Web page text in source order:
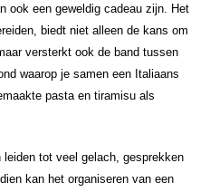
ook een geweldig cadeau zijn. Het
biedt niet alleen de kans om
versterkt ook de band tussen
waarop je samen een Italiaans
pasta en tiramisu als
tot veel gelach, gesprekken
kan het organiseren van een